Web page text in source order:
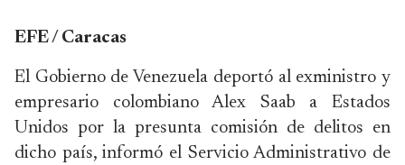
EFE / Caracas
El Gobierno de Venezuela deportó al exministro y
empresario colombiano Alex Saab a Estados
Unidos por la presunta comisión de delitos en
dicho país, informó el Servicio Administrativo de